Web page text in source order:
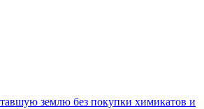
землю без покупки химикатов и